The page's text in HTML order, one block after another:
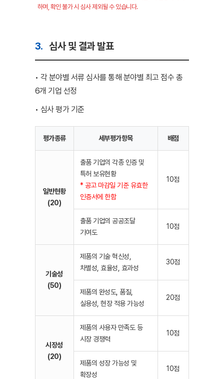
하며, 확인 불가 시 심사 제외될 수 있습니다.
3. 심사 및 결과 발표
• 각 분야별 서류 심사를 통해 분야별 최고 점수 총
6개 기업 선정
• 심사 평가 기준
평가종류 세부평가항목 배점
일반현황
(20)
출품 기업의 각종 인증 및
특허 보유현황
* 공고 마감일 기준 유효한
인증서에 한함
10점
출품 기업의 공공조달
기여도
10점
기술성
(50)
제품의 기술 혁신성,
차별성, 효율성, 효과성
30점
제품의 완성도, 품질,
실용성, 현장 적용 가능성
20점
시장성
(20)
제품의 사용자 만족도 등
시장 경쟁력
10점
제품의 성장 가능성 및
확장성
10점